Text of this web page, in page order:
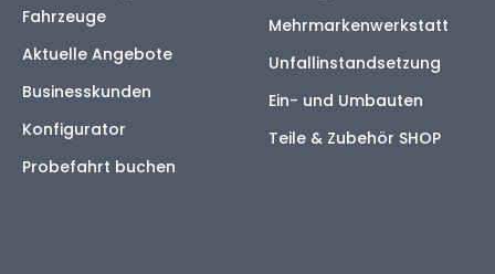
Fahrzeuge
Aktuelle Angebote
Businesskunden
Konfigurator
Probefahrt buchen
Mehrmarkenwerkstatt
Unfallinstandsetzung
Ein- und Umbauten
Teile & Zubehör SHOP